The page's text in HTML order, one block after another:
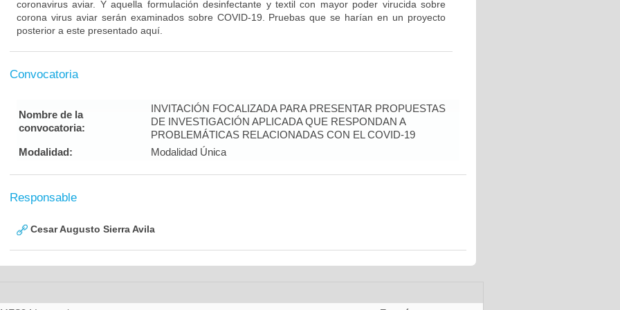
coronavirus aviar. Y aquella formulación desinfectante y textil con mayor poder virucida sobre
corona virus aviar serán examinados sobre COVID-19. Pruebas que se harían en un proyecto
posterior a este presentado aquí.
Convocatoria
Nombre de la
convocatoria:
INVITACIÓN FOCALIZADA PARA PRESENTAR PROPUESTAS
DE INVESTIGACIÓN APLICADA QUE RESPONDAN A
PROBLEMÁTICAS RELACIONADAS CON EL COVID-19
Modalidad:
Modalidad Única
Responsable
Cesar Augusto Sierra Avila